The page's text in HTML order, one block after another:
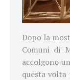
Dopo la
Comuni di
accolgono
questa